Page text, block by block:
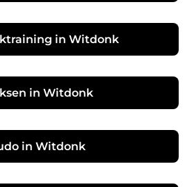
in Witdonk
in Witdonk
in Witdonk